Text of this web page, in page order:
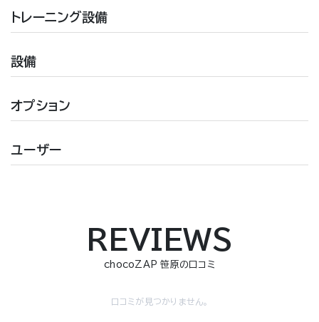
トレーニング設備
設備
オプション
ユーザー
REVIEWS
chocoZAP 笹原の口コミ
口コミが見つかりません。